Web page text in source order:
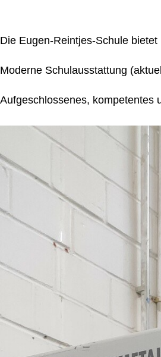
Die Eugen-Reintjes-Schule
Moderne Schulausstattung
Aufgeschlossenes, kompetentes